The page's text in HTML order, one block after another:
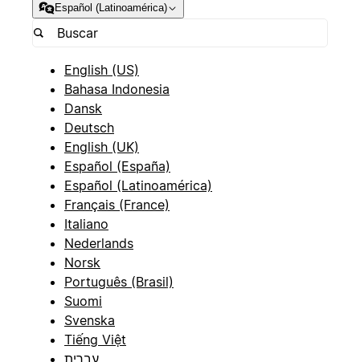
Español (Latinoamérica)
English (US)
Bahasa Indonesia
Dansk
Deutsch
English (UK)
Español (España)
Español (Latinoamérica)
Français (France)
Italiano
Nederlands
Norsk
Português (Brasil)
Suomi
Svenska
Tiếng Việt